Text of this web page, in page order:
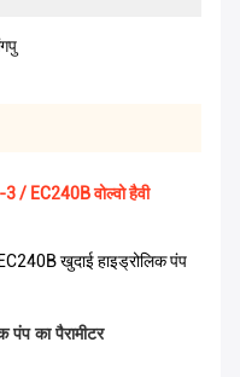
/ EC240B वोल्वो हैवी
खुदाई हाइड्रोलिक पंप
का पैरामीटर